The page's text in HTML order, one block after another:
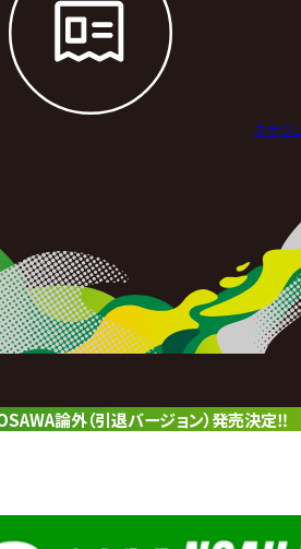
スケジ
論外（引退バージョン）発売決定‼